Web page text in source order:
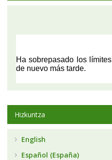
Hizkuntza
English
Español (España)